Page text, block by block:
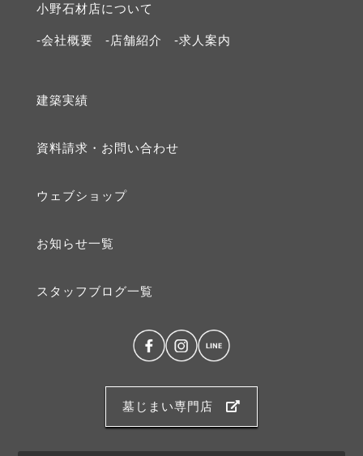
⼩野⽯材店について
-会社概要 -店舗紹介 -求⼈案内
建築実績
資料請求・お問い合わせ
ウェブショップ
お知らせ⼀覧
スタッフブログ⼀覧
墓じまい専門店